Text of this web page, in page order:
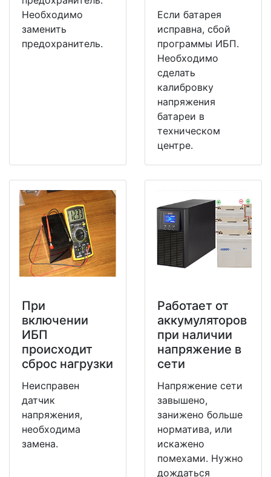
Необходимо
заменить
предохранитель.
Если батарея
исправна, сбой
программы ИБП.
Необходимо
сделать
калибровку
напряжения
батареи в
техническом
центре.
При
включении
ИБП
происходит
сброс нагрузки
Неисправен
датчик
напряжения,
необходима
замена.
Работает от
аккумуляторов
при наличии
напряжение в
сети
Напряжение сети
завышено,
занижено больше
норматива, или
искажено
помехами. Нужно
дождаться